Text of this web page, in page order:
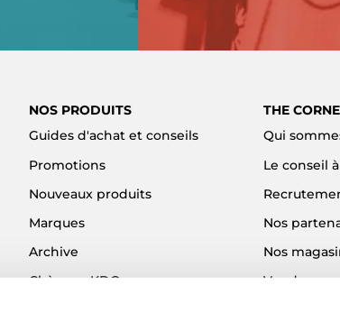
NOS PRODUITS
Guides d'achat et conseils
Promotions
Nouveaux produits
Marques
Archive
Chèques KDO
THE
Qui
Le conseil
Nos
Nos
Vendre